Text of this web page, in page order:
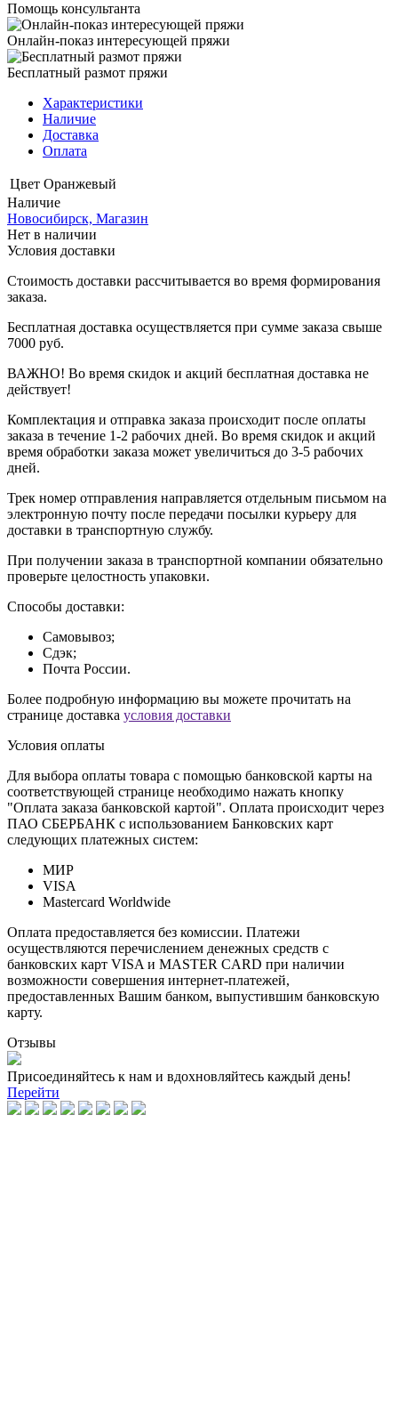
Помощь консультанта
Онлайн-показ интересующей пряжи
Бесплатный размот пряжи
Характеристики
Наличие
Доставка
Оплата
Цвет Оранжевый
Наличие
Новосибирск, Магазин
Нет в наличии
Условия доставки
Стоимость доставки рассчитывается во время формирования
заказа.
Бесплатная доставка осуществляется при сумме заказа свыше
7000 руб.
ВАЖНО! Во время скидок и акций бесплатная доставка не
действует!
Комплектация и отправка заказа происходит после оплаты
заказа в течение 1-2 рабочих дней. Во время скидок и акций
время обработки заказа может увеличиться до 3-5 рабочих
дней.
Трек номер отправления направляется отдельным письмом на
электронную почту после передачи посылки курьеру для
доставки в транспортную службу.
При получении заказа в транспортной компании обязательно
проверьте целостность упаковки.
Способы доставки:
Самовывоз;
Сдэк;
Почта России.
Более подробную информацию вы можете прочитать на
странице доставка условия доставки
Условия оплаты
Для выбора оплаты товара с помощью банковской карты на
соответствующей странице необходимо нажать кнопку
"Оплата заказа банковской картой". Оплата происходит через
ПАО СБЕРБАНК с использованием Банковских карт
следующих платежных систем:
МИР
VISA
Mastercard Worldwide
Оплата предоставляется без комиссии. Платежи
осуществляются перечислением денежных средств с
банковских карт VISA и MASTER CARD при наличии
возможности совершения интернет-платежей,
предоставленных Вашим банком, выпустившим банковскую
карту.
Отзывы
Присоединяйтесь к нам и вдохновляйтесь каждый день!
Перейти